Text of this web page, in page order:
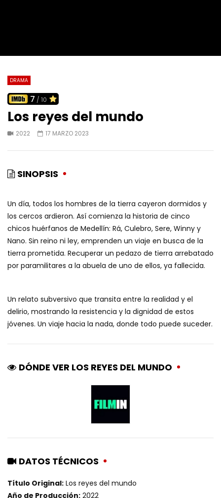
DRAMA
7 / 10
Los reyes del mundo
2022 17 MARZO 2023
SINOPSIS
Un día, todos los hombres de la tierra cayeron dormidos y
los cercos ardieron. Así comienza la historia de cinco
chicos huérfanos de Medellín: Rá, Culebro, Sere, Winny y
Nano. Sin reino ni ley, emprenden un viaje en busca de la
tierra prometida. Recuperar un pedazo de tierra arrebatado
por paramilitares a la abuela de uno de ellos, ya fallecida.
Un relato subversivo que transita entre la realidad y el
delirio, mostrando la resistencia y la dignidad de estos
jóvenes. Un viaje hacia la nada, donde todo puede suceder.
DÓNDE VER LOS REYES DEL MUNDO
DATOS TÉCNICOS
Título Original: Los reyes del mundo
Año de Producción: 2022